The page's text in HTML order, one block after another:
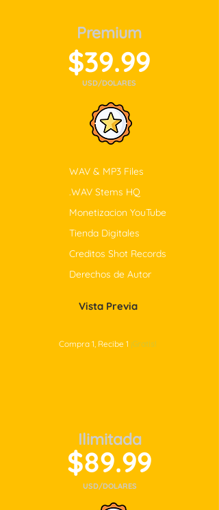
$39.99
USD/DOLARES
Premium
WAV & MP3 Files
.WAV Stems HQ
Monetizacion YouTube
Tienda Digitales
Creditos Shot Records
Derechos de Autor
Vista Previa
Compra 1, Recibe 1 ¡Gratis!
$89.99
USD/DOLARES
Ilimitada